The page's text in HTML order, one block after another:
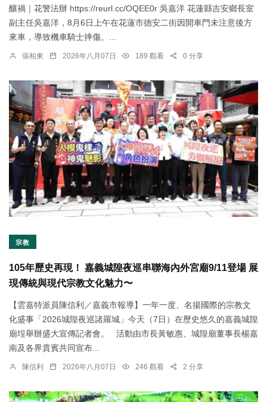
釀禍｜花警法辦 https://reurl.cc/OQEE0r 吳嘉洋 花蓮縣吉安鄉長室
副主任吳嘉洋，8月6日上午在花蓮市德安二街因開車門未注意後方
來車，導致機車騎士摔傷。...
張柏東 2026年八月07日 189 觀看 0 分享
宗教
105年歷史再現！ 嘉義城隍夜巡串聯海內外宮廟9/11登場 展
現傳統與現代宗教文化魅力〜
【雲嘉特派員陳信利／嘉義市報導】一年一度、名揚國際的宗教文
化盛事「2026城隍夜巡諸羅城」今天（7日）在歷史悠久的嘉義城隍
廟埕舉辦盛大宣傳記者會。 活動由市長黃敏惠、城隍廟董事長楊嘉
南及各界貴賓共同宣布...
陳信利 2026年八月07日 246 觀看 2 分享